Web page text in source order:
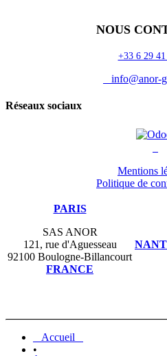
NOUS
+33 6 29
info@anor-
Réseaux sociaux
Mentions
Politique de
PARIS
SAS ANOR
121, rue d'Aguesseau
92100 Boulogne-Billancourt
FRANCE
Accueil
•